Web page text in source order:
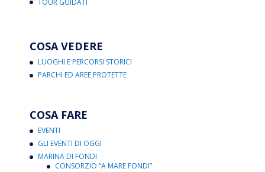
TOUR GUIDATI
COSA VEDERE
LUOGHI E PERCORSI STORICI
PARCHI ED AREE PROTETTE
COSA FARE
EVENTI
GLI EVENTI DI OGGI
MARINA DI FONDI
CONSORZIO “A MARE FONDI”